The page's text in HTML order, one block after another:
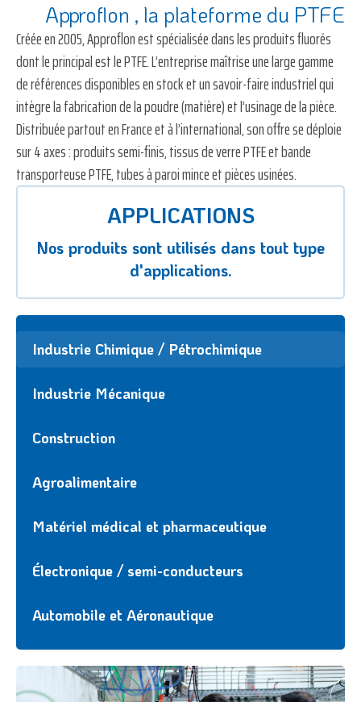
Approflon , la plateforme du PTFE
Créée en 2005,Approflonest spécialisée dans les produits fluorés
dont le principal est le PTFE. L’entreprise maîtrise une large gamme
de références disponibles en stock et un savoir-faire industriel qui
intègre la fabrication de la poudre (matière) et l’usinage de la pièce.
Distribuée partout en France et à l’international, son offre se déploie
sur 4 axes : produits semi-finis, tissus de verre PTFE et bande
transporteuse PTFE, tubes à paroi mince et pièces usinées.
APPLICATIONS
Nos produits sont utilisés dans tout type
d'applications.
Industrie Chimique / Pétrochimique
Industrie Mécanique
Construction
Agroalimentaire
Matériel médical et pharmaceutique
Électronique / semi-conducteurs
Automobile et Aéronautique